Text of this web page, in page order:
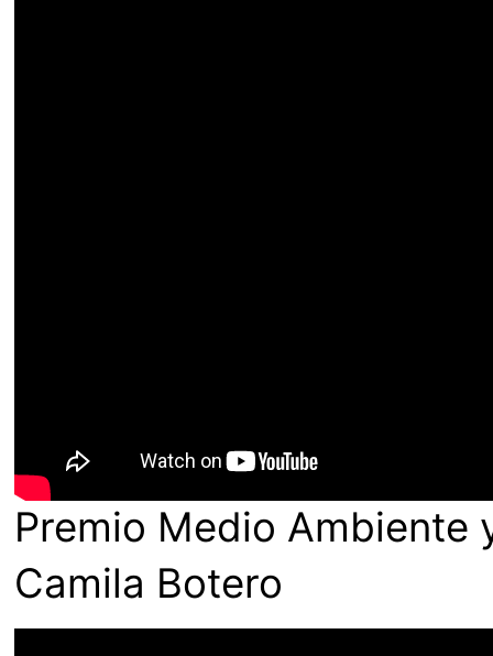
Premio Medio Ambiente
Camila Botero